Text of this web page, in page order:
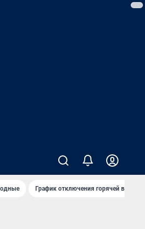
График отключения горячей воды в